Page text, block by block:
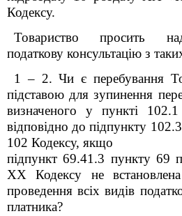
Кодексу.
Товариство просить
податкову консультацію з
1 – 2.Чи є перебування
підставою для зупинення
визначеного у пункті
відповідно до підпункту
102 Кодексу, якщо
підпункт 69.41.3 пункту 69
ХХ Кодексу не встановлена
проведення всіх видів
платника?